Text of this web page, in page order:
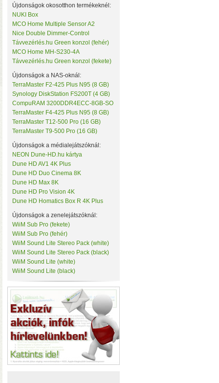
OWC
Philio Technology
Poly Control
Popp
Qubino
Remotec
Seagate
Sensative
Shelly
Silicon Labs
Silicon Power
Skydigital
SmartWise
Sonnet
Synology
Targus
Távvezérlés.hu
Tenda
TerraMaster
ThirdReality
TKB Home
Twelve South
Ubiquiti
UPS Power
Vision Security
WD
WiiM
Y-Cam
Z-Wave.Me
Zipato
Újdonságok okosotthon termékeknél:
NUKI Box
MCO Home Multiple Sensor A2
Nice Double Dimmer-Control
Távvezérlés.hu Green konzol (fehér)
MCO Home MH-S230-4A
Távvezérlés.hu Green konzol (fekete)
Újdonságok a NAS-oknál:
TerraMaster F2-425 Plus N95 (8 GB)
Synology DiskStation FS200T (4 GB)
CompuRAM 3200DDR4ECC-8GB-SO
TerraMaster F4-425 Plus N95 (8 GB)
TerraMaster T12-500 Pro (16 GB)
TerraMaster T9-500 Pro (16 GB)
Újdonságok a médialejátszóknál:
NEON Dune-HD.hu kártya
Dune HD AV1 4K Plus
Dune HD Duo Cinema 8K
Dune HD Max 8K
Dune HD Pro Vision 4K
Dune HD Homatics Box R 4K Plus
Újdonságok a zenelejátszóknál:
WiiM Sub Pro (fekete)
WiiM Sub Pro (fehér)
WiiM Sound Lite Stereo Pack (white)
WiiM Sound Lite Stereo Pack (black)
WiiM Sound Lite (white)
WiiM Sound Lite (black)